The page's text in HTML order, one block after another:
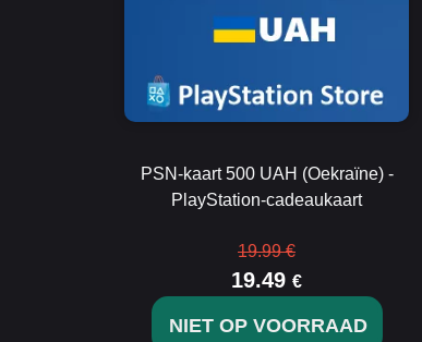
PSN-kaart 500 UAH (Oekraïne) -
PlayStation-cadeaukaart
19.99 €
19.49 €
NIET OP VOORRAAD